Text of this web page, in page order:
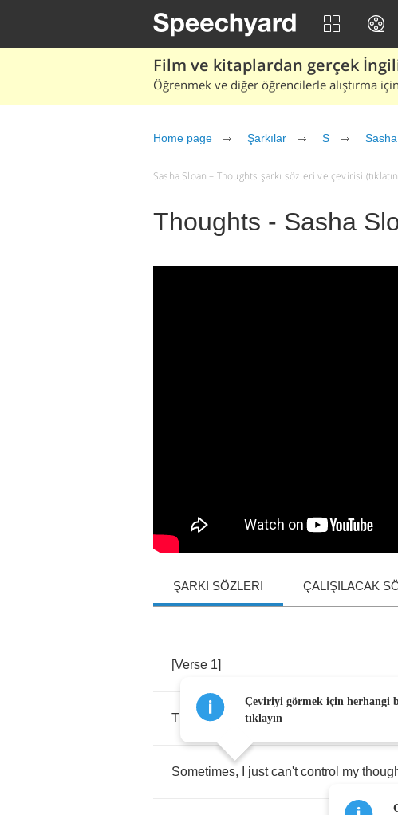
Film ve kitaplardan gerçek
Öğrenmek ve diğer öğrencilerle alıştırma
Home page Şarkılar S
Sasha Sloan – Thoughts şarkı sözleri ve çevirisi
Thoughts - Sasha
ŞARKI SÖZLERI ÇALIŞILACAK
[Verse 1]
Thoughts
Sometimes, just can't control my
Çeviriyi görmek için herhangi
tıklayın